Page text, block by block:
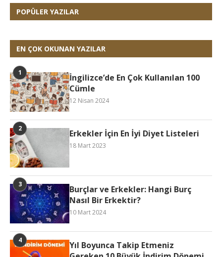
POPÜLER YAZILAR
EN ÇOK OKUNAN YAZILAR
İngilizce’de En Çok Kullanılan 100
Cümle
12 Nisan 2024
Erkekler İçin En İyi Diyet Listeleri
18 Mart 2023
Burçlar ve Erkekler: Hangi Burç
Nasıl Bir Erkektir?
10 Mart 2024
Yıl Boyunca Takip Etmeniz